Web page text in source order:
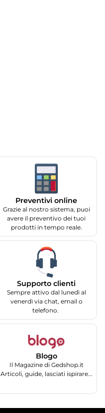
Preventivi online
Grazie al nostro sistema, puoi
avere il preventivo dei tuoi
prodotti in tempo reale.
Supporto clienti
Sempre attivo dal lunedì al
venerdì via chat, email o
telefono.
Blogo
Il Magazine di Gedshop.it
Articoli, guide, lasciati ispirare...